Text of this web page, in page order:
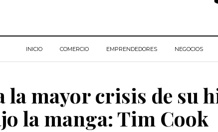
INICIO COMERCIO EMPRENDEDORES NEGOCIOS
la mayor crisis de su
la manga: Tim Cook